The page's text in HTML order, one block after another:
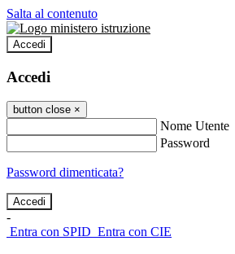
Salta al contenuto
Accedi
Accedi
button close ×
Nome Utente
Password
Password dimenticata?
-
Entra con SPID Entra con CIE